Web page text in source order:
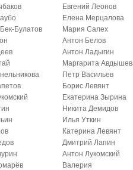
Булатов
Евгений Леонов
Елена Мерцалова
Мария Салех
Антон Белов
Антон Ладыгин
Маргарита
Петр Васильев
Борис Левянт
Екатерина Зырина
Никита Демидов
Илья Уткин
Катерина Левянт
Дмитрий Лапин
Антон Лукомский
Валерия